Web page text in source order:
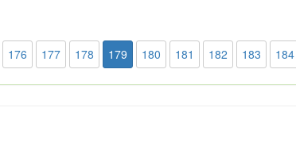
176 177 178 179 180 181 182 183 184